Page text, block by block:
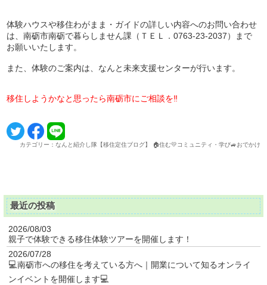
体験ハウスや移住わがまま・ガイドの詳しい内容へのお問い合わせ
は、南砺市南砺で暮らしません課（ＴＥＬ．0763-23-2037）まで
お願いいたします。
また、体験のご案内は、なんと未来支援センターが行います。
移住しようかなと思ったら南砺市にご相談を‼
カテゴリー：なんと紹介し隊【移住定住ブログ】 🏠住む💛コミュニティ・学び🚙おでかけ
最近の投稿
2026/08/03
親子で体験できる移住体験ツアーを開催します！
2026/07/28
💻南砺市への移住を考えている方へ｜開業について知るオンライ
ンイベントを開催します💻